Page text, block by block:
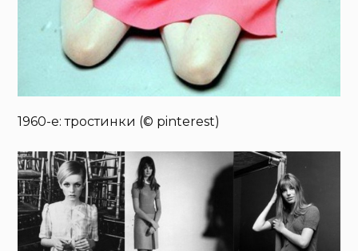
1960-е: тростинки (© pinterest)